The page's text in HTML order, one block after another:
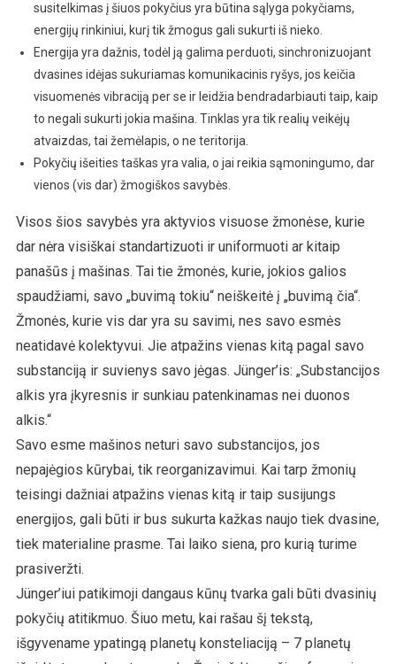
susitelkimas į šiuos pokyčius yra būtina sąlyga pokyčiams,
energijų rinkiniui, kurį tik žmogus gali sukurti iš nieko.
Energija yra dažnis, todėl ją galima perduoti, sinchronizuojant
dvasines idėjas sukuriamas komunikacinis ryšys, jos keičia
visuomenės vibraciją per se ir leidžia bendradarbiauti taip, kaip
to negali sukurti jokia mašina. Tinklas yra tik realių veikėjų
atvaizdas, tai žemėlapis, o ne teritorija.
Pokyčių išeities taškas yra valia, o jai reikia sąmoningumo, dar
vienos (vis dar) žmogiškos savybės.
Visos šios savybės yra aktyvios visuose žmonėse, kurie
dar nėra visiškai standartizuoti ir uniformuoti ar kitaip
panašūs į mašinas. Tai tie žmonės, kurie, jokios galios
spaudžiami, savo „buvimą tokiu“ neiškeitė į „buvimą čia“.
Žmonės, kurie vis dar yra su savimi, nes savo esmės
neatidavė kolektyvui. Jie atpažins vienas kitą pagal savo
substanciją ir suvienys savo jėgas. Jünger’is: „Substancijos
alkis yra įkyresnis ir sunkiau patenkinamas nei duonos
alkis.“
Savo esme mašinos neturi savo substancijos, jos
nepajėgios kūrybai, tik reorganizavimui. Kai tarp žmonių
teisingi dažniai atpažins vienas kitą ir taip susijungs
energijos, gali būti ir bus sukurta kažkas naujo tiek dvasine,
tiek materialine prasme. Tai laiko siena, pro kurią turime
prasiveržti.
Jünger’iui patikimoji dangaus kūnų tvarka gali būti dvasinių
pokyčių atitikmuo. Šiuo metu, kai rašau šį tekstą,
išgyvename ypatingą planetų konsteliaciją – 7 planetų